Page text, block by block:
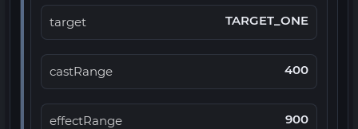
target TARGET_ONE
castRange 400
effectRange 900